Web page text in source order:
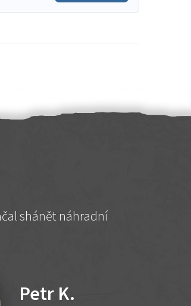
shánět náhradní
Petr K.